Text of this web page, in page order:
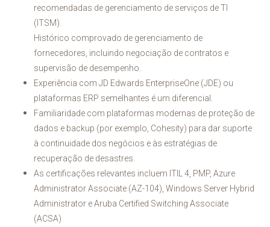
recomendadas de gerenciamento de serviços de TI
(ITSM).
Histórico comprovado de gerenciamento de
fornecedores, incluindo negociação de contratos e
supervisão de desempenho.
Experiência com JD Edwards EnterpriseOne (JDE) ou
plataformas ERP semelhantes é um diferencial.
Familiaridade com plataformas modernas de proteção de
dados e backup (por exemplo, Cohesity) para dar suporte
à continuidade dos negócios e às estratégias de
recuperação de desastres.
As certificações relevantes incluem ITIL 4, PMP, Azure
Administrator Associate (AZ-104), Windows Server Hybrid
Administrator e Aruba Certified Switching Associate
(ACSA)